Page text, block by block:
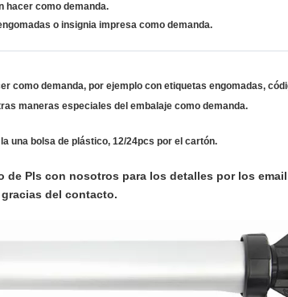
hacer como demanda.
o insignia impresa como demanda.
como demanda, por ejemplo con etiquetas engomadas,
maneras especiales del embalaje como demanda.
una bolsa de plástico, 12/24pcs por el cartón.
de Pls con nosotros para los detalles por los
del contacto.